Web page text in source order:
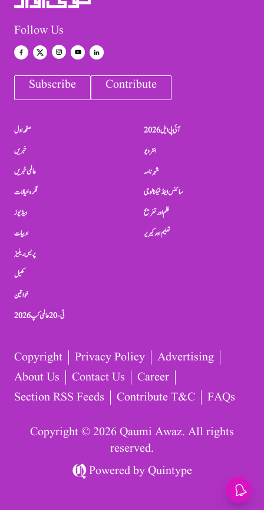
Follow Us
Subscribe Contribute
صفحہ اول
خبریں
عالمی خبریں
فکر و خیالات
ویڈیوز
ادبیات
پریس ریلیز
کھیل
خواتین
ٹی-20 عالمی کپ 2026
آئی پی ایل 2026
انٹرویو
شہرنامہ
سائنس اینڈ ٹیکنالوجی
فلم اور تفریح
تعلیم اور کیریر
Copyright Privacy Policy
Advertising
About Us
Contact Us
Career
Section RSS Feeds
Contribute T&C FAQs
Copyright © 2026 Qaumi Awaz. All rights
reserved.
Powered byQuintype